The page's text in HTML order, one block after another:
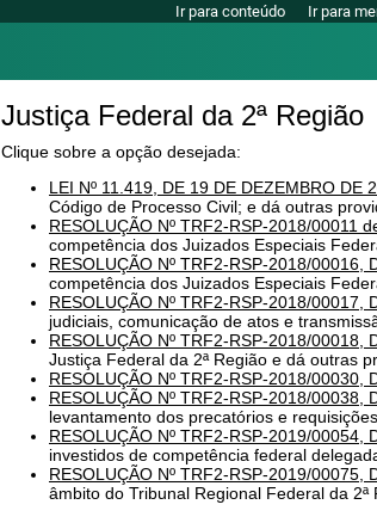
Ir para conteúdo Ir para
Justiça Federal da 2ª Região
Clique sobre a opção desejada:
LEI Nº 11.419, DE 19 DE DEZEMBRO DE 2006.–
outras providências.
RESOLUÇÃO Nº TRF2-RSP-2018/00011 de 21 de
Especiais Federais da Subseção Judiciária de
RESOLUÇÃO Nº TRF2-RSP-2018/00016, DE 22
Especiais Federais da Subseção Judiciária do
RESOLUÇÃO Nº TRF2-RSP-2018/00017, DE 26
atos e transmissão de peças processuais no
RESOLUÇÃO Nº TRF2-RSP-2018/00018, DE 26
Região e dá outras providências.
RESOLUÇÃO Nº TRF2-RSP-2018/00030, DE 27
RESOLUÇÃO Nº TRF2-RSP-2018/00038, DE 12
precatórios e requisições de pequeno valor, no
RESOLUÇÃO Nº TRF2-RSP-2019/00054, DE 25
competência federal delegada no âmbito do
RESOLUÇÃO Nº TRF2-RSP-2019/00075, DE 25
Federal da 2ª Região e das Seções Judiciárias a
Clique sobre a opção desejada:
LEI Nº 11.419, DE 19 DE DEZEMBRO DE
Código de Processo Civil; e dá outras
RESOLUÇÃO Nº TRF2-RSP-2018/00011
competência dos Juizados Especiais
RESOLUÇÃO Nº TRF2-RSP-2018/00016,
competência dos Juizados Especiais
RESOLUÇÃO Nº TRF2-RSP-2018/00017,
judiciais, comunicação de atos e
RESOLUÇÃO Nº TRF2-RSP-2018/00018,
Justiça Federal da 2ª Região e dá outras
RESOLUÇÃO Nº TRF2-RSP-2018/00030,
RESOLUÇÃO Nº TRF2-RSP-2018/00038,
levantamento dos precatórios e
RESOLUÇÃO Nº TRF2-RSP-2019/00054,
investidos de competência federal
RESOLUÇÃO Nº TRF2-RSP-2019/00075,
âmbito do Tribunal Regional Federal da